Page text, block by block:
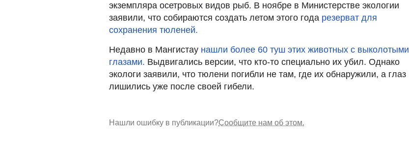
экземпляра осетровых видов рыб. В ноябре в Министерстве экологии
заявили, что собираются создать летом этого года резерват для
сохранения тюленей.
Недавно в Мангистау нашли более 60 туш этих животных с выколотыми
глазами. Выдвигались версии, что кто-то специально их убил. Однако
экологи заявили, что тюлени погибли не там, где их обнаружили, а глаз
лишились уже после своей гибели.
Нашли ошибку в публикации?Сообщите нам об этом.